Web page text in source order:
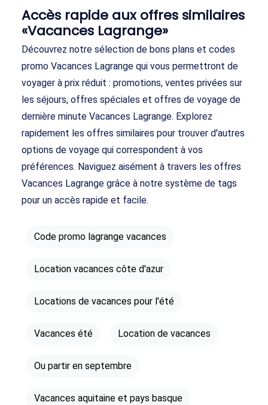
Accès rapide aux offres similaires
«Vacances Lagrange»
Découvrez notre sélection de bons plans et codes
promo Vacances Lagrange qui vous permettront de
voyager à prix réduit : promotions, ventes privées sur
les séjours, offres spéciales et offres de voyage de
dernière minute Vacances Lagrange. Explorez
rapidement les offres similaires pour trouver d'autres
options de voyage qui correspondent à vos
préférences. Naviguez aisément à travers les offres
Vacances Lagrange grâce à notre système de tags
pour un accès rapide et facile.
Code promo lagrange vacances
Location vacances côte d'azur
Locations de vacances pour l'été
Vacances été Location de vacances
Ou partir en septembre
Vacances aquitaine et pays basque